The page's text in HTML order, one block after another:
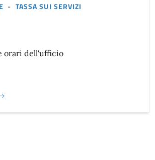
- TASSA SUI SERVIZI
orari dell'ufficio